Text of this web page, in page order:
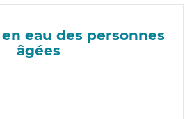
eau des personnes
âgées